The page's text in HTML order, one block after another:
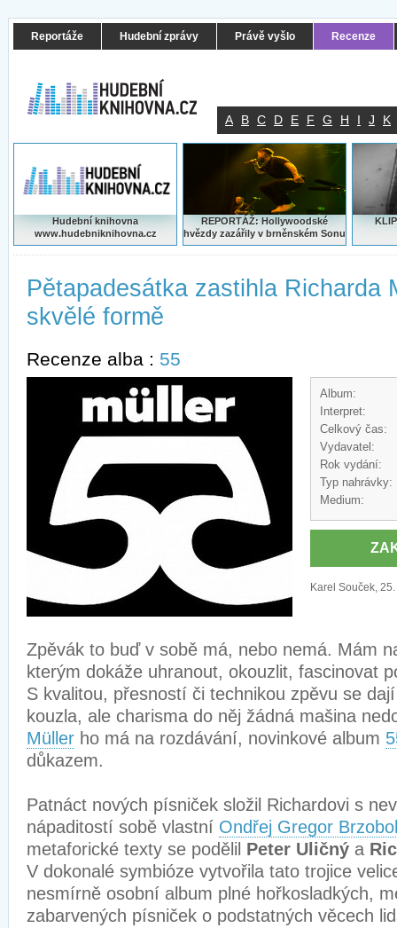
Reportáže Hudební zprávy Právě vyšlo Recenze
A B C D E F G H I J K
Hudební knihovna
www.hudebniknihovna.cz
REPORTÁŽ: Hollywoodské
hvězdy zazářily v brněnském Sonu
Pětapadesátka zastihla Richarda
skvělé formě
Recenze alba : 55
Album:
Interpret:
Celkový čas:
Vydavatel:
Rok vydání:
Typ nahrávky:
Medium:
Karel Souček,
Zpěvák to buď v sobě má, nebo nemá. Mám
kterým dokáže uhranout, okouzlit, fascinovat
S kvalitou, přesností či technikou zpěvu se
kouzla, ale charisma do něj žádná mašina
Müller ho má na rozdávání, novinkové album
důkazem.
Patnáct nových písniček složil Richardovi s
nápaditostí sobě vlastní Ondřej Gregor
metaforické texty se podělil Peter Uličný a
V dokonalé symbióze vytvořila tato trojice
nesmírně osobní album plné hořkosladkých,
zabarvených písniček o podstatných věcech